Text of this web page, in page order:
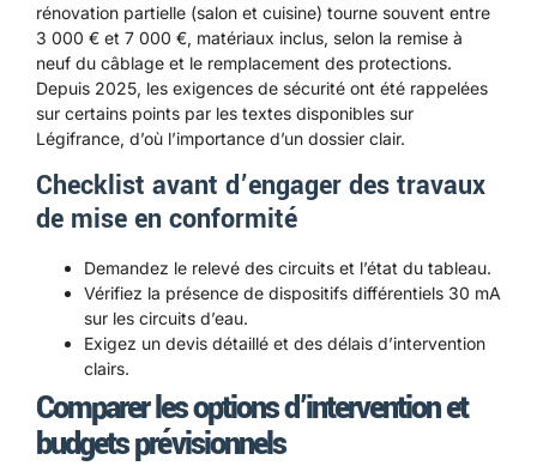
rénovation partielle (salon et cuisine) tourne souvent entre
3 000 € et 7 000 €, matériaux inclus, selon la remise à
neuf du câblage et le remplacement des protections.
Depuis 2025, les exigences de sécurité ont été rappelées
sur certains points par les textes disponibles sur
Légifrance, d’où l’importance d’un dossier clair.
Checklist avant d’engager des travaux
de mise en conformité
Demandez le relevé des circuits et l’état du tableau.
Vérifiez la présence de dispositifs différentiels 30 mA
sur les circuits d’eau.
Exigez un devis détaillé et des délais d’intervention
clairs.
Comparer les options d’intervention et
budgets prévisionnels